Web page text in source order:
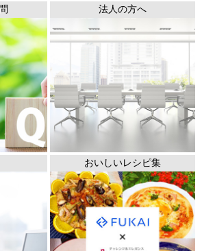
法人の方へ
おいしいレシピ集